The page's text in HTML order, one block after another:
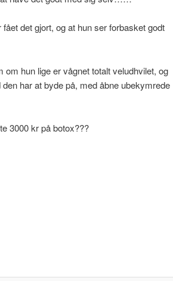
det gjort, og at hun ser forbasket godt
hun lige er vågnet totalt veludhvilet, og
har at byde på, med åbne ubekymrede
3000 kr på botox???